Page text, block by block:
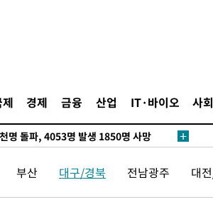
경제 금융 산업 IT·바이오 사회
마감…나스닥 0.06%↓
임성근, 항소심도 징역 3년
명 돌파, 4053명 발생 1850명 사망
독 원인은 멕시코산 할라피뇨"-- CDC
도 평택사업장 끼임 사망 관련 압수수색
부산 대구/경북 전남광주 대